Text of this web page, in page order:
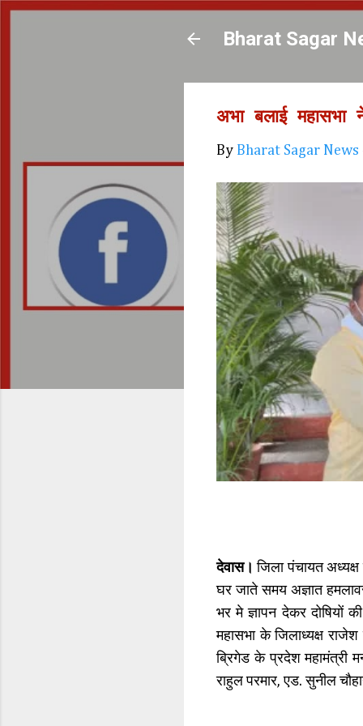
Bharat Sagar
अभा बलाई महासभा
By Bharat Sagar News
देवास। जिला पंचायत
घर जाते समय अज्ञात
भर मे ज्ञापन देकर दोषियों
महासभा के जिलाध्यक्ष
ब्रिगेड के प्रदेश महामंत्री
राहुल परमार, एड. सुनील